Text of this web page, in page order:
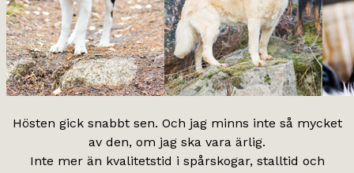
Hösten gick snabbt sen. Och jag minns inte så mycket
av den, om jag ska vara ärlig.
Inte mer än kvalitetstid i spårskogar, stalltid och